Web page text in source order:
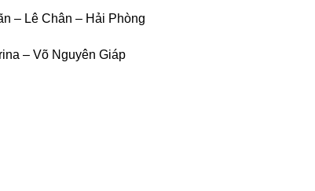
– Lê Chân – Hải Phòng
– Võ Nguyên Giáp